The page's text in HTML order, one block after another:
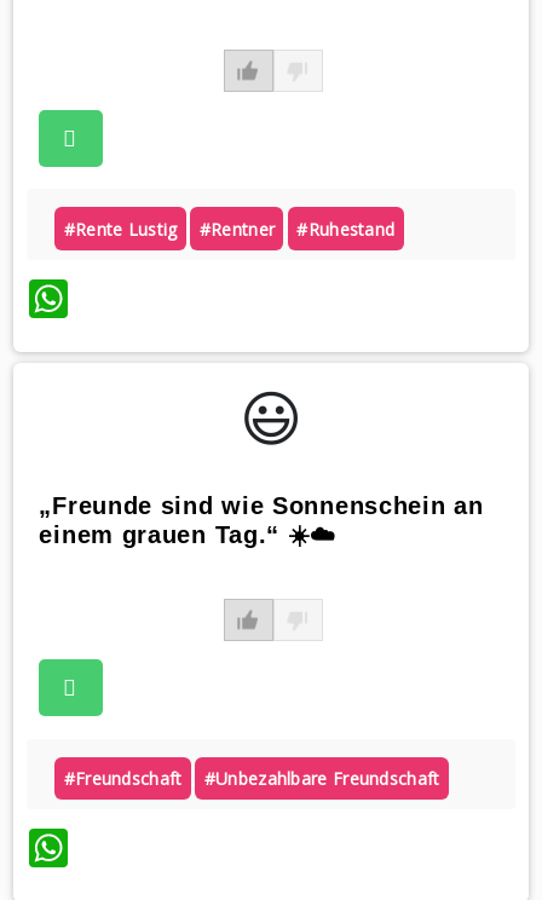
#rente Lustig #rentner #ruhestand
WhatsApp
😃️
„Freunde sind wie Sonnenschein an
einem grauen Tag.“ ☀️☁️
#freundschaft #unbezahlbare Freundschaft
WhatsApp